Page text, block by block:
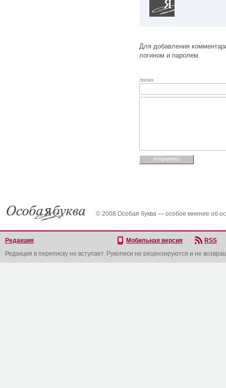
Для добавления
логином и паролем.
логин
© 2008 Особая буква — особое мнение об
Редакция Мобильная версия
RSS
Редакция в переписку не вступает. Рукописи не рецензируются и не